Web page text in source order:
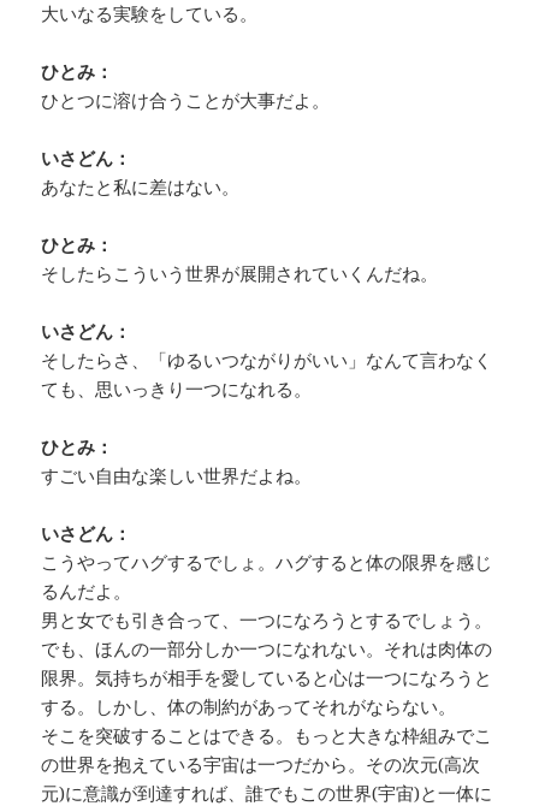
大いなる実験をしている。
ひとみ：
ひとつに溶け合うことが大事だよ。
いさどん：
あなたと私に差はない。
ひとみ：
そしたらこういう世界が展開されていくんだね。
いさどん：
そしたらさ、「ゆるいつながりがいい」なんて言わなく
ても、思いっきり一つになれる。
ひとみ：
すごい自由な楽しい世界だよね。
いさどん：
こうやってハグするでしょ。ハグすると体の限界を感じ
るんだよ。
男と女でも引き合って、一つになろうとするでしょう。
でも、ほんの一部分しか一つになれない。それは肉体の
限界。気持ちが相手を愛していると心は一つになろうと
する。しかし、体の制約があってそれがならない。
そこを突破することはできる。もっと大きな枠組みでこ
の世界を抱えている宇宙は一つだから。その次元(高次
元)に意識が到達すれば、誰でもこの世界(宇宙)と一体に